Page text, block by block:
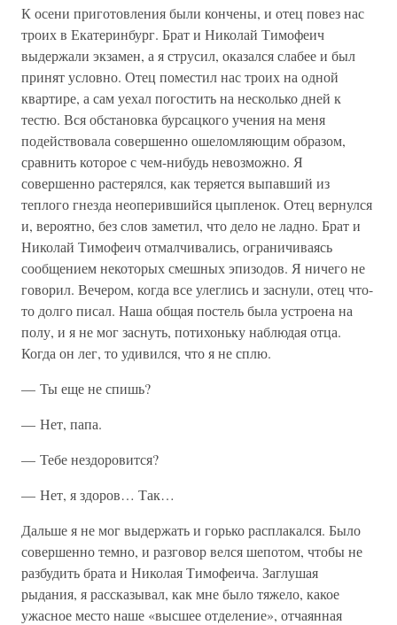
К осени приготовления были кончены, и отец повез нас
троих в Екатеринбург. Брат и Николай Тимофеич
выдержали экзамен, а я струсил, оказался слабее и был
принят условно. Отец поместил нас троих на одной
квартире, а сам уехал погостить на несколько дней к
тестю. Вся обстановка бурсацкого учения на меня
подействовала совершенно ошеломляющим образом,
сравнить которое с чем-нибудь невозможно. Я
совершенно растерялся, как теряется выпавший из
теплого гнезда неоперившийся цыпленок. Отец вернулся
и, вероятно, без слов заметил, что дело не ладно. Брат и
Николай Тимофеич отмалчивались, ограничиваясь
сообщением некоторых смешных эпизодов. Я ничего не
говорил. Вечером, когда все улеглись и заснули, отец что-
то долго писал. Наша общая постель была устроена на
полу, и я не мог заснуть, потихоньку наблюдая отца.
Когда он лег, то удивился, что я не сплю.
— Ты еще не спишь?
— Нет, папа.
— Тебе нездоровится?
— Нет, я здоров… Так…
Дальше я не мог выдержать и горько расплакался. Было
совершенно темно, и разговор велся шепотом, чтобы не
разбудить брата и Николая Тимофеича. Заглушая
рыдания, я рассказывал, как мне было тяжело, какое
ужасное место наше «высшее отделение», отчаянная